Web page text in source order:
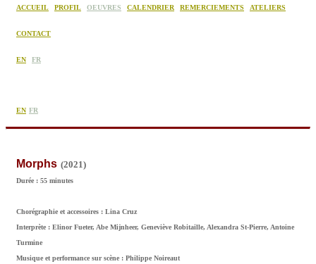
ACCUEIL PROFIL OEUVRES CALENDRIER REMERCIEMENTS ATELIERS
CONTACT
EN FR
EN FR
Morphs (2021)
Durée : 55 minutes
Chorégraphie et accessoires : Lina Cruz
Interprète : Elinor Fueter, Abe Mijnheer, Geneviève Robitaille, Alexandra St-Pierre, Antoine
Turmine
Musique et performance sur scène : Philippe Noireaut